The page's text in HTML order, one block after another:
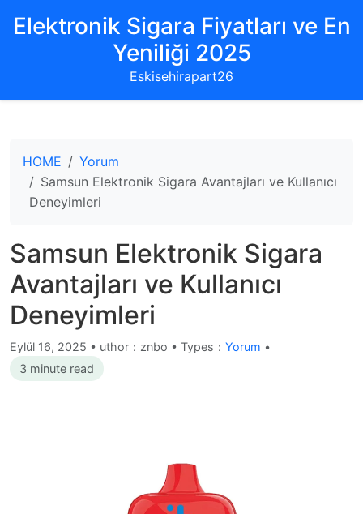
Elektronik Sigara Fiyatları ve En
Yeniliği 2025
Eskisehirapart26
HOME
Yorum
Samsun Elektronik Sigara Avantajları ve Kullanıcı
Deneyimleri
Samsun Elektronik Sigara
Avantajları ve Kullanıcı
Deneyimleri
Eylül 16, 2025 • uthor：znbo • Types： Yorum •
3 minute read